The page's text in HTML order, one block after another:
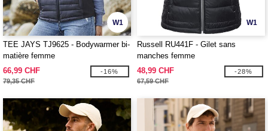
W1
TEE JAYS TJ9625 - Bodywarmer bi-
matière femme
66,99 CHF
79,35 CHF
-16%
W1
Russell RU441F - Gilet sans
manches femme
48,99 CHF
67,59 CHF
-28%